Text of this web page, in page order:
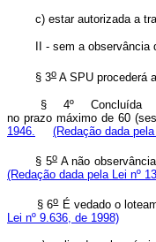
c) estar autorizada a
II - sem a
§ 3o A SPU
§ 4º Concluída
no prazo máximo de 60
1946.
(Redação dada
§ 5oA não
(Redação dada pela Lei nº
§ 6oÉ vedado o
Lei nº 9.636, de 1998)